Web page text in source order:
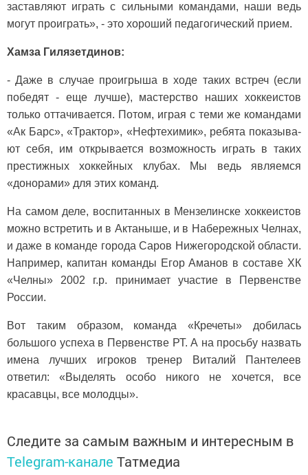
заставляют играть с сильными командами, наши ведь
могут проиграть», - это хороший педагогиче­ский прием.
Хамза Гилязетдинов:
- Даже в случае проигрыша в ходе таких встреч (если
победят - еще лучше), мастерство наших хоккеистов
только оттачивается. Потом, играя с теми же командами
«Ак Барс», «Трак­тор», «Нефтехимик», ребята показыва­
ют себя, им открывается возможность играть в таких
престижных хоккейных клубах. Мы ведь являемся
«донорами» для этих команд.
На самом деле, воспитанных в Мен­зелинске хоккеистов
можно встретить и в Актаныше, и в Набережных Челнах,
и даже в команде города Саров Ниже­городской области.
Например, капитан команды Егор Аманов в составе ХК
«Челны» 2002 г.р. принимает участие в Первенстве
России.
Вот таким образом, команда «Кре­четы» добилась
большого успеха в Первенстве РТ. А на просьбу назвать
имена лучших игроков тренер Виталий Пантелеев
ответил: «Выделять особо никого не хочется, все
красавцы, все молодцы».
Следите за самым важным и интересным в
Telegram-канале Татмедиа